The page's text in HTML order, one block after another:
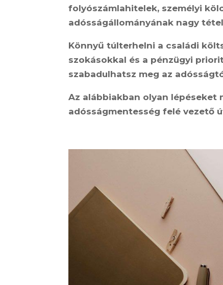
folyószámlahitelek, személyi
adósságállományának nagy
Könnyű túlterhelni a családi
szokásokkal és a pénzügyi
szabadulhatsz meg az
Az alábbiakban olyan lépéseket
adósságmentesség felé vezető